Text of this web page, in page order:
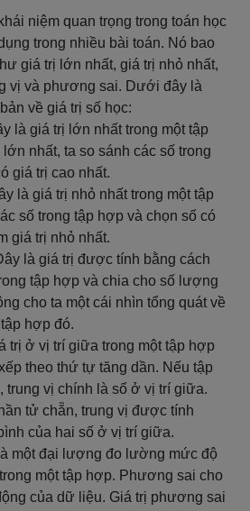
niệm quan trọng trong toán học
trong nhiều bài toán. Nó bao
giá trị lớn nhất, giá trị nhỏ nhất,
vị và phương sai. Dưới đây là
về giá trị số học:
là giá trị lớn nhất trong một tập
nhất, ta so sánh các số trong
giá trị cao nhất.
là giá trị nhỏ nhất trong một tập
số trong tập hợp và chọn số có
giá trị nhỏ nhất.
là giá trị được tính bằng cách
tập hợp và chia cho số lượng
cho ta một cái nhìn tổng quát về
hợp đó.
trị ở vị trí giữa trong một tập hợp
theo thứ tự tăng dần. Nếu tập
trung vị chính là số ở vị trí giữa.
tử chẵn, trung vị được tính
của hai số ở vị trí giữa.
một đại lượng đo lường mức độ
một tập hợp. Phương sai cho
của dữ liệu. Giá trị phương sai